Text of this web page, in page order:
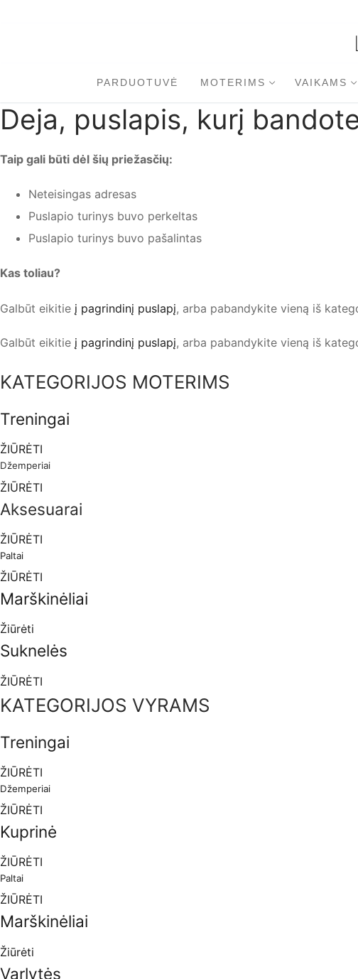
PARDUOTUVĖ MOTERIMS VAIKAMS
Deja, puslapis, kurį
Taip gali būti dėl šių priežasčių:
Neteisingas adresas
Puslapio turinys buvo perkeltas
Puslapio turinys buvo pašalintas
Kas toliau?
Galbūt eikitie į pagrindinį puslapį, arba pabandykite vieną iš
Galbūt eikitie į pagrindinį puslapį, arba pabandykite vieną iš
KATEGORIJOS MOTERIMS
Treningai
ŽIŪRĖTI
Džemperiai
ŽIŪRĖTI
Aksesuarai
ŽIŪRĖTI
Paltai
ŽIŪRĖTI
Marškinėliai
Žiūrėti
Suknelės
ŽIŪRĖTI
KATEGORIJOS VYRAMS
Treningai
ŽIŪRĖTI
Džemperiai
ŽIŪRĖTI
Kuprinė
ŽIŪRĖTI
Paltai
ŽIŪRĖTI
Marškinėliai
Žiūrėti
Varlytės